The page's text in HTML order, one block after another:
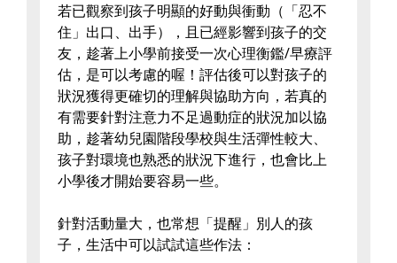
若已觀察到孩子明顯的好動與衝動（「忍不
住」出口、出手），且已經影響到孩子的交
友，趁著上小學前接受一次心理衡鑑/早療評
估，是可以考慮的喔！評估後可以對孩子的
狀況獲得更確切的理解與協助方向，若真的
有需要針對注意力不足過動症的狀況加以協
助，趁著幼兒園階段學校與生活彈性較大、
孩子對環境也熟悉的狀況下進行，也會比上
小學後才開始要容易一些。
針對活動量大，也常想「提醒」別人的孩
子，生活中可以試試這些作法：